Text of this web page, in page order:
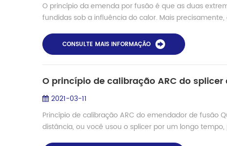
O princípio da emenda por fusão é que as duas
fundidas sob a influência do calor. Mais
CONSULTE MAIS INFORMAÇÃO
O princípio de calibração ARC do splicer
2021-03-11
Princípio de calibração ARC do emendador de fusão
distância, ou você usou o splicer por um longo